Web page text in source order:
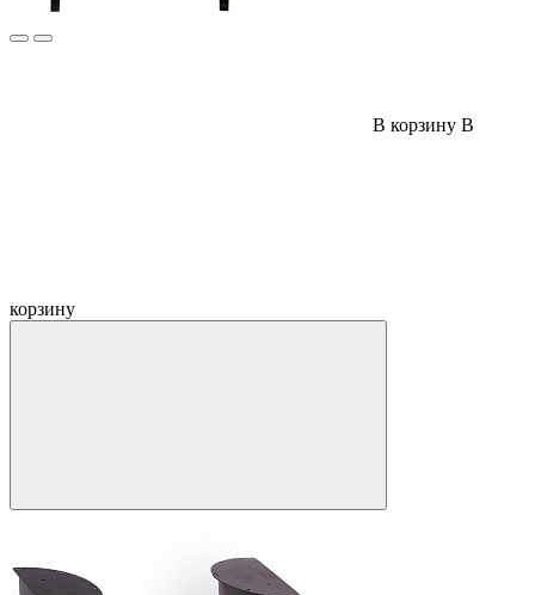
В корзину В
корзину